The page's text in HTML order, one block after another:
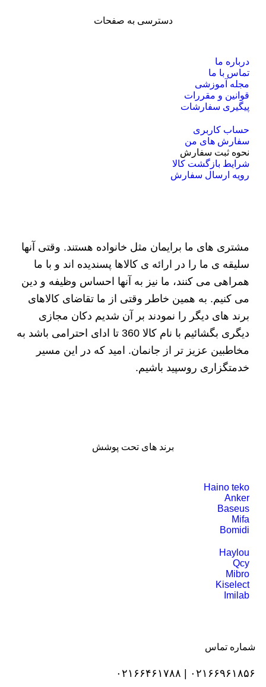
دسترسی به صفحات
درباره ما
تماس با ما
مجله آموزشی
قوانین و مقررات
پیگیری سفارشات
حساب کاربری
سفارش های من
نحوه ثبت سفارش
شرایط بازگشت کالا
رویه ارسال سفارش
مشتری های ما برایمان مثل خانواده هستند. وقتی آنها
سلیقه ی ما را در ارائه ی کالاها پسندیده اند و با ما
همراهی می کنند، ما نیز به آنها احساس وظیفه و دین
می کنیم. به همین خاطر وقتی از ما تقاضای کالاهای
برند های دیگر را نمودند بر آن شدیم دکان مجازی
دیگری بگشائیم با نام کالا 360 تا ادای احترامی باشد به
مخاطبین عزیز تر از جانمان. امید که در این مسیر
خدمتگزاری روسپید باشیم.
برند های تحت پوشش
Haino teko
Anker
Baseus
Mifa
Bomidi
Haylou
Qcy
Mibro
Kiselect
Imilab
شماره تماس
۰۲۱۶۶۹۶۱۸۵۶ | ۰۲۱۶۶۴۶۱۷۸۸